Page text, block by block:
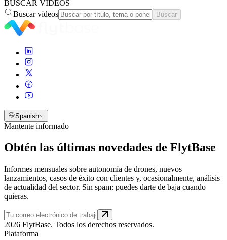
BUSCAR VÍDEOS
Buscar vídeos
Buscar
Spanish
Mantente informado
Obtén las últimas novedades de FlytBase
Informes mensuales sobre autonomía de drones, nuevos
lanzamientos, casos de éxito con clientes y, ocasionalmente, análisis
de actualidad del sector. Sin spam: puedes darte de baja cuando
quieras.
2026 FlytBase. Todos los derechos reservados.
Plataforma